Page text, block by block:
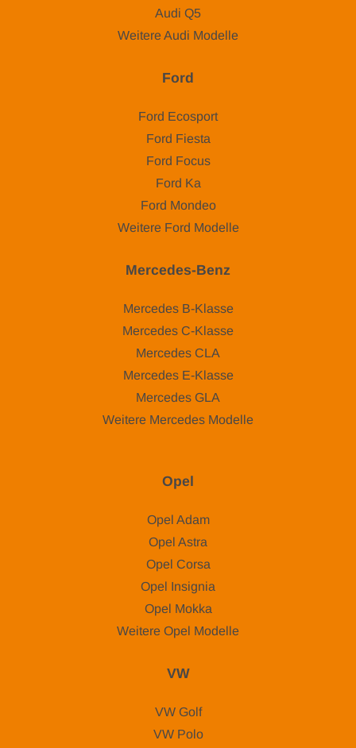
Audi Q5
Weitere Audi Modelle
Ford
Ford Ecosport
Ford Fiesta
Ford Focus
Ford Ka
Ford Mondeo
Weitere Ford Modelle
Mercedes-Benz
Mercedes B-Klasse
Mercedes C-Klasse
Mercedes CLA
Mercedes E-Klasse
Mercedes GLA
Weitere Mercedes Modelle
Opel
Opel Adam
Opel Astra
Opel Corsa
Opel Insignia
Opel Mokka
Weitere Opel Modelle
VW
VW Golf
VW Polo